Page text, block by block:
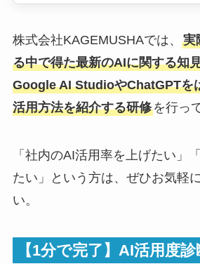
株式会社KAGEMUSHAでは、 実
る中で得た最新のAIに関する知
Google AI StudioやChatGPTを
活用方法を紹介する研修を行っ
「社内のAI活用率を上げたい」
たい」という方は、ぜひお気軽
い。
【1分で完了】AI活用度診